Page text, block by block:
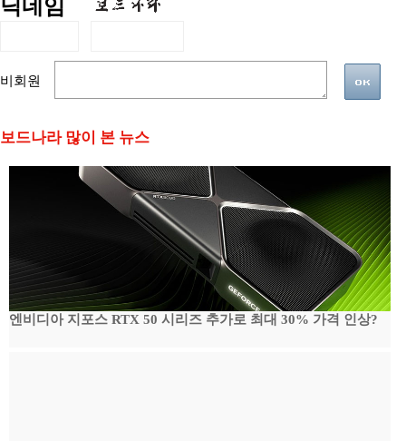
닉네임
비회원
보드나라 많이 본 뉴스
엔비디아 지포스 RTX 50 시리즈 추가로 최대 30% 가격 인상?